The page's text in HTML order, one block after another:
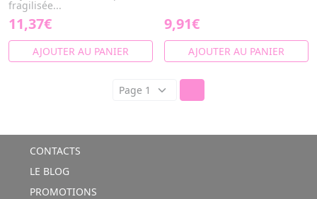
fragilisée...
11,37€
AJOUTER AU PANIER
9,91€
AJOUTER AU PANIER
CONTACTS
LE BLOG
PROMOTIONS